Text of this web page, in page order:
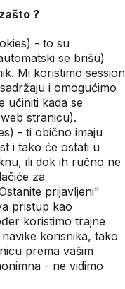
?
- to su
se brišu)
Mi koristimo session
i omogućimo
učiniti kada se
stranicu).
- ti obično imaju
i tako će ostati u
ili dok ih ručno ne
za
prijavljeni"
pristup kao
koristimo trajne
korisnika, tako
prema vašim
- ne vidimo